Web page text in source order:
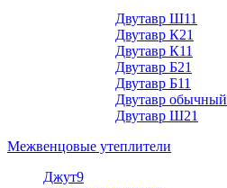
Двутавр Ш11
Двутавр К21
Двутавр К11
Двутавр Б21
Двутавр Б11
Двутавр обычный
Двутавр Ш21
Межвенцовые утеплители
Джут9